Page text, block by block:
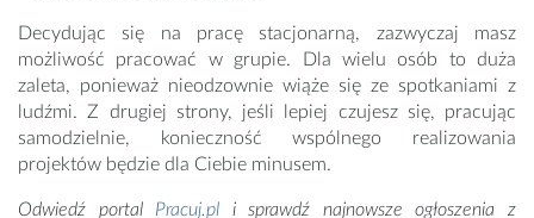
Decydując się na pracę stacjonarną, zazwyczaj masz
możliwość pracować w grupie. Dla wielu osób to duża
zaleta, ponieważ nieodzownie wiąże się ze spotkaniami z
ludźmi. Z drugiej strony, jeśli lepiej czujesz się, pracując
samodzielnie, konieczność wspólnego realizowania
projektów będzie dla Ciebie minusem.
Odwiedź portal Pracuj.pl i sprawdź najnowsze ogłoszenia z